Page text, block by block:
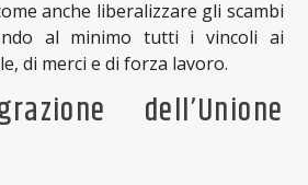
anche liberalizzare gli scambi
al minimo tutti i vincoli ai
di merci e di forza lavoro.
dell’Unione